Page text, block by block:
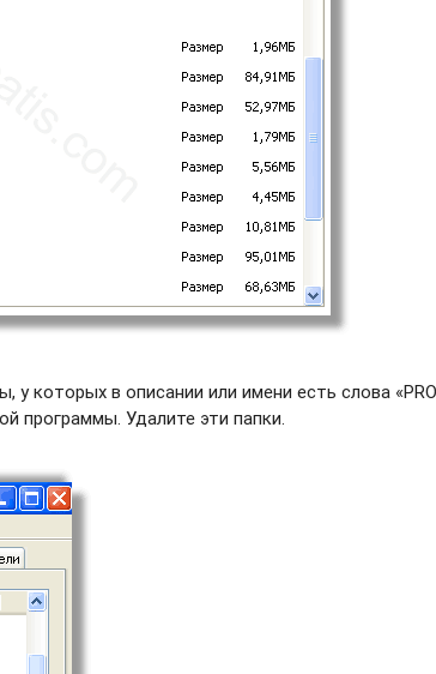
которых в описании или имени есть слова
программы. Удалите эти папки.